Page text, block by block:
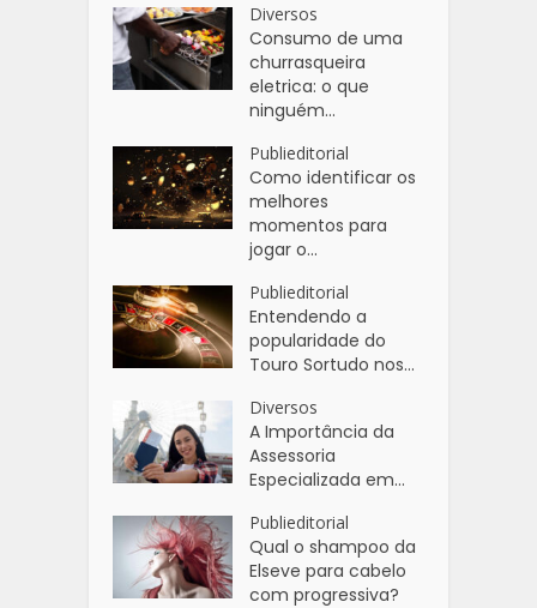
Diversos
Consumo de uma
churrasqueira
eletrica: o que
ninguém...
Publieditorial
Como identificar os
melhores
momentos para
jogar o...
Publieditorial
Entendendo a
popularidade do
Touro Sortudo nos...
Diversos
A Importância da
Assessoria
Especializada em...
Publieditorial
Qual o shampoo da
Elseve para cabelo
com progressiva?